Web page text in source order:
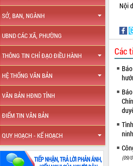
SỞ, BAN, NGÀNH
UBND CÁC XÃ, PHƯỜNG
THÔNG TIN CHỈ ĐẠO ĐIỀU HÀNH
HỆ THỐNG VĂN BẢN
VĂN BẢN HĐND TỈNH
ĐIỂM TIN VĂN BẢN
QUY HOẠCH - KẾ HOẠCH
Nội
Các
(09/